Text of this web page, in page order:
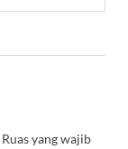
Ruas yang wajib